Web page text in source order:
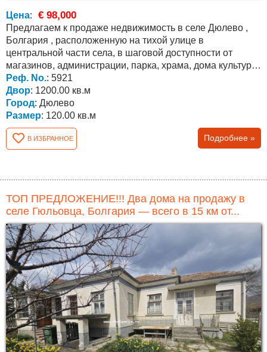
Цена: € 98,000
Предлагаем к продаже недвижимость в селе Дюлево ,
Болгария , расположенную на тихой улице в
центральной части села, в шаговой доступности от
магазинов, администрации, парка, храма, дома культуры
и кафе. До...
Реф. No.: 5921
Двор: 1200.00 кв.м
Город: Дюлево
Размер: 120.00 кв.м
В ИЗБРАННОЕ Подробнее »
ТОП ПРЕДЛОЖЕНИЕ!!! Два дома на продажу в
селе Гюльовца, Болгария — всего в 15 км от...